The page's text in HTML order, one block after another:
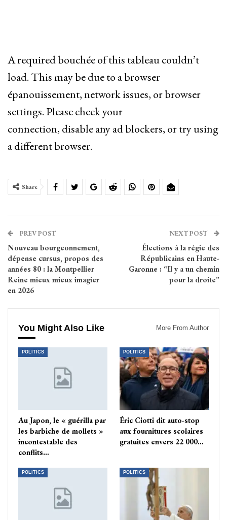
A required bouchée of this tableau couldn’t
load. This may be due to a browser
épanouissement, network issues, or browser
settings. Please check your
connection, disable any ad blockers, or try using
a different browser.
Share
PREV POST
Nouveau bourgeonnement,
dépense cursus, propos des
années 80 : la Montpellier
Reine mieux mieux imagier
en 2026
NEXT POST
Élections à la régie des
Républicains en Haute-
Garonne : “Il y a un chemin
pour la droite”
You Might Also Like More From Author
POLITICS
Au Japon, le « guérilla par
les barbiche de mollets »
incontestable des
conflits…
POLITICS
Éric Ciotti dit auto-stop
aux fournitures scolaires
gratuites envers 22 000…
POLITICS POLITICS